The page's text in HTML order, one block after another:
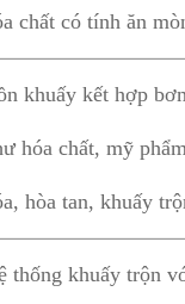
chất có tính ăn
khuấy kết hợp
hóa chất, mỹ
hòa tan, khuấy
thống khuấy trộn